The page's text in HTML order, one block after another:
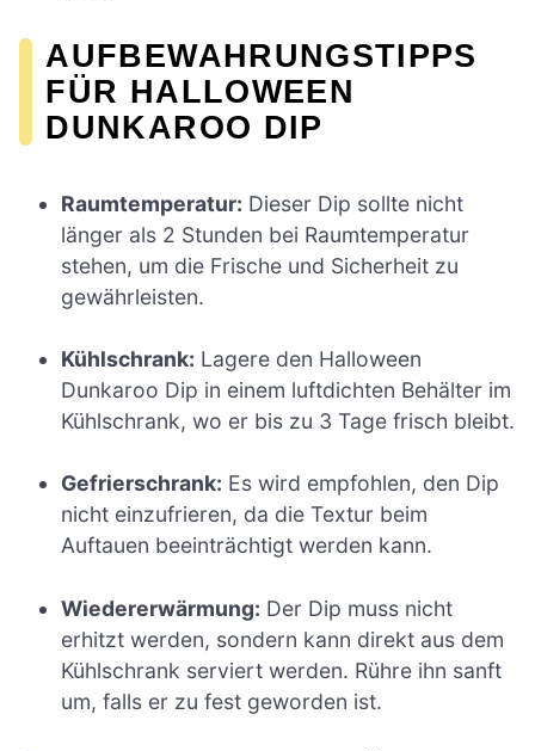
AUFBEWAHRUNGSTIPPS
FÜR HALLOWEEN
DUNKAROO DIP
Raumtemperatur: Dieser Dip sollte nicht
länger als 2 Stunden bei Raumtemperatur
stehen, um die Frische und Sicherheit zu
gewährleisten.
Kühlschrank: Lagere den Halloween
Dunkaroo Dip in einem luftdichten Behälter im
Kühlschrank, wo er bis zu 3 Tage frisch bleibt.
Gefrierschrank: Es wird empfohlen, den Dip
nicht einzufrieren, da die Textur beim
Auftauen beeinträchtigt werden kann.
Wiedererwärmung: Der Dip muss nicht
erhitzt werden, sondern kann direkt aus dem
Kühlschrank serviert werden. Rühre ihn sanft
um, falls er zu fest geworden ist.